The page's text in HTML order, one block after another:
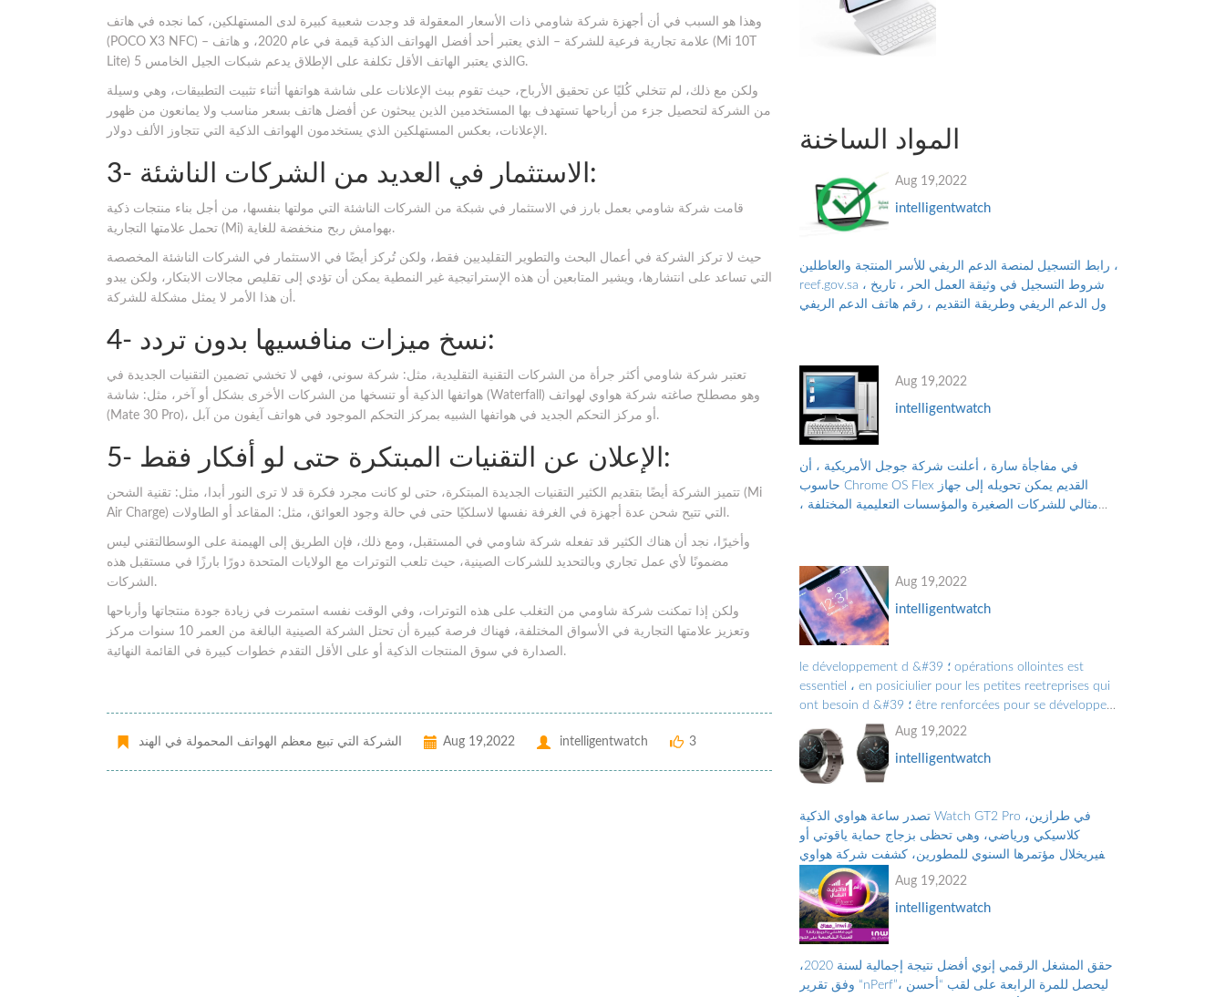
وهذا هو السبب في أن أجهزة شركة شاومي ذات الأسعار المعقولة قد وجدت شعبية كبيرة لدى المستهلكين، كما نجده في هاتف
(POCO X3 NFC) – علامة تجارية فرعية للشركة – الذي يعتبر أحد أفضل الهواتف الذكية قيمة في عام 2020، و هاتف (Mi 10T
Lite) الذي يعتبر الهاتف الأقل تكلفة على الإطلاق يدعم شبكات الجيل الخامس 5G.
ولكن مع ذلك، لم تتخلي كُليًا عن تحقيق الأرباح، حيث تقوم ببث الإعلانات على شاشة هواتفها أثناء تثبيت التطبيقات، وهي وسيلة
من الشركة لتحصيل جزء من أرباحها تستهدف بها المستخدمين الذين يبحثون عن أفضل هاتف بسعر مناسب ولا يمانعون من ظهور
الإعلانات، بعكس المستهلكين الذي يستخدمون الهواتف الذكية التي تتجاوز الألف دولار.
3- الاستثمار في العديد من الشركات الناشئة:
قامت شركة شاومي بعمل بارز في الاستثمار في شبكة من الشركات الناشئة التي مولتها بنفسها، من أجل بناء منتجات ذكية
تحمل علامتها التجارية (Mi) بهوامش ربح منخفضة للغاية.
حيث لا تركز الشركة في أعمال البحث والتطوير التقليديين فقط، ولكن تُركز أيضًا في الاستثمار في الشركات الناشئة المخصصة
التي تساعد على انتشارها، ويشير المتابعين أن هذه الإستراتيجية غير النمطية يمكن أن تؤدي إلى تقليص مجالات الابتكار، ولكن يبدو
أن هذا الأمر لا يمثل مشكلة للشركة.
4- نسخ ميزات منافسيها بدون تردد:
تعتبر شركة شاومي أكثر جرأة من الشركات التقنية التقليدية، مثل: شركة سوني، فهي لا تخشي تضمين التقنيات الجديدة في
هواتفها الذكية أو تنسخها من الشركات الأخرى بشكل أو آخر، مثل: شاشة (Waterfall) وهو مصطلح صاغته شركة هواوي لهواتف
(Mate 30 Pro)، أو مركز التحكم الجديد في هواتفها الشبيه بمركز التحكم الموجود في هواتف آيفون من آبل.
5- الإعلان عن التقنيات المبتكرة حتى لو أفكار فقط:
تتميز الشركة أيضًا بتقديم الكثير التقنيات الجديدة المبتكرة، حتى لو كانت مجرد فكرة قد لا ترى النور أبدا، مثل: تقنية الشحن (Mi
Air Charge) التي تتيح شحن عدة أجهزة في الغرفة نفسها لاسلكيًا حتى في حالة وجود العوائق، مثل: المقاعد أو الطاولات.
وأخيرًا، نجد أن هناك الكثير قد تفعله شركة شاومي في المستقبل، ومع ذلك، فإن الطريق إلى الهيمنة على الوسطالتقني ليس
مضمونًا لأي عمل تجاري وبالتحديد للشركات الصينية، حيث تلعب التوترات مع الولايات المتحدة دورًا بارزًا في مستقبل هذه
الشركات.
ولكن إذا تمكنت شركة شاومي من التغلب على هذه التوترات، وفي الوقت نفسه استمرت في زيادة جودة منتجاتها وأرباحها
وتعزيز علامتها التجارية في الأسواق المختلفة، فهناك فرصة كبيرة أن تحتل الشركة الصينية البالغة من العمر 10 سنوات مركز
الصدارة في سوق المنتجات الذكية أو على الأقل التقدم خطوات كبيرة في القائمة النهائية.
الشركة التي تبيع معظم الهواتف المحمولة في الهند Aug 19,2022 intelligentwatch 3
المواد الساخنة
Aug 19,2022
intelligentwatch
رابط التسجيل لمنصة الدعم الريفي للأسر المنتجة والعاطلين ،
reef.gov.sa ، شروط التسجيل في وثيقة العمل الحر ، تاريخ
نزول الدعم الريفي وطريقة التقديم ، رقم هاتف الدعم الريفي
Aug 19,2022
intelligentwatch
في مفاجأة سارة ، أعلنت شركة جوجل الأمريكية ، أن
حاسوب Chrome OS Flex القديم يمكن تحويله إلى جهاز
مثالي للشركات الصغيرة والمؤسسات التعليمية المختلفة ،
Aug 19,2022
intelligentwatch
le développement d &#39 ؛ opérations ollointes est
essentiel ، en posiciulier pour les petites reetreprises qui
ont besoin d &#39 ؛ être renforcées pour se développer
et croître.Les Grandes Entreprises doiv ...
Aug 19,2022
intelligentwatch
تصدر ساعة هواوي الذكية Watch GT2 Pro في طرازين،
كلاسيكي ورياضي، وهي تحظى بزجاج حماية ياقوتي أو
صفيريخلال مؤتمرها السنوي للمطورين، كشفت شركة هواوي
Huawei عن ساعتها الذكية الجديدة “هواوي ووتش جي تي2
برو...
Aug 19,2022
intelligentwatch
حقق المشغل الرقمي إنوي أفضل نتيجة إجمالية لسنة 2020،
وفق تقرير “nPerf”، ليحصل للمرة الرابعة على لقب “أحسن